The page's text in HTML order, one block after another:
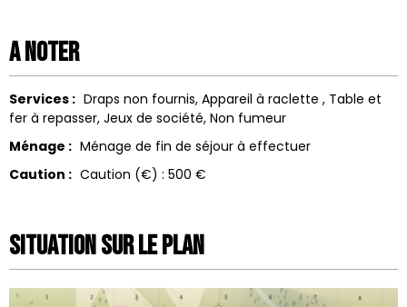
A noter
Services : Draps non fournis Appareil à raclette
Table et
fer à repasser Jeux de société Non fumeur
Ménage : Ménage de fin de séjour à effectuer
Caution : Caution (€) : 500 €
Situation sur le Plan